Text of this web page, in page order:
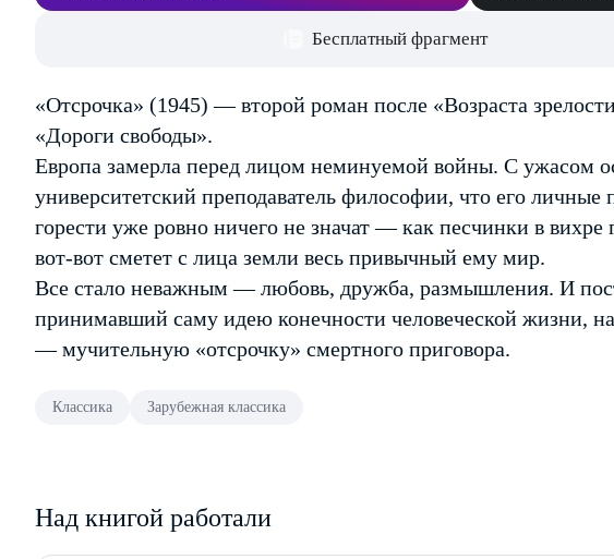
Бесплатный фрагмент
«Отсрочка» (1945) — второй роман после «Возраста
«Дороги свободы».
Европа замерла перед лицом неминуемой войны. С ужасом
университетский преподаватель философии, что его личные
горести уже ровно ничего не значат — как песчинки в вихре
вот-вот сметет с лица земли весь привычный ему мир.
Все стало неважным — любовь, дружба, размышления. И
принимавший саму идею конечности человеческой жизни,
— мучительную «отсрочку» смертного приговора.
Классика Зарубежная классика
Над книгой работали